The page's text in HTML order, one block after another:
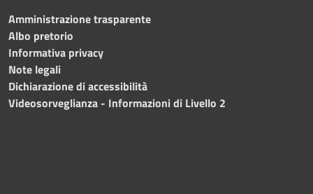
Amministrazione trasparente
Albo pretorio
Informativa privacy
Note legali
Dichiarazione di accessibilità
Videosorveglianza - Informazioni di Livello 2